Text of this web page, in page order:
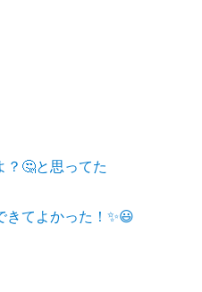
？🤔と思ってた
てよかった！✨😃